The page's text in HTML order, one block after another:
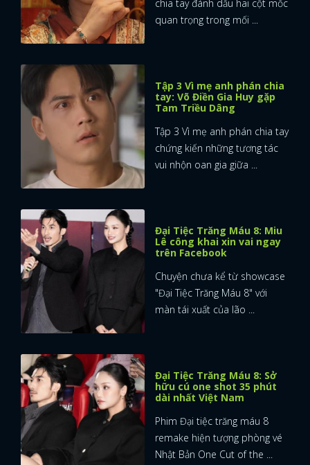
x
ĐĂNG NHẬP
chia tay đánh dấu hai cột mốc
quan trọng trong mối ...
Tập 3 Vì mẹ anh phán chia
tay: Võ Điền Gia Huy gặp
Tam Triều Dâng
Tập 3 Vì mẹ anh phán chia tay
chứng kiến những tương tác
vui nhộn oan gia giữa ...
Đại Tiệc Trăng Máu 8: Miu
Lê công khai xin vai ngay
trên Facebook
Chuyện chưa kể từ showcase
"Đại Tiệc Trăng Máu 8" với
màn tái xuất của lão ...
Đại Tiệc Trăng Máu 8: Sở
hữu cú one shot 35 phút
dài nhất Việt Nam
Phim Đại tiệc trăng máu 8
remake hiện tượng phòng vé
Nhật Bản One Cut of the ...